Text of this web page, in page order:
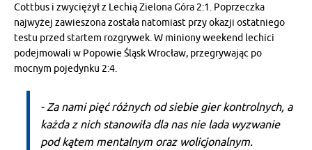
Cottbus i zwyciężył z Lechią Zielona Góra 2:1. Poprzeczka
najwyżej zawieszona została natomiast przy okazji ostatniego
testu przed startem rozgrywek. W miniony weekend lechici
podejmowali w Popowie Śląsk Wrocław, przegrywając po
mocnym pojedynku 2:4.
- Za nami pięć różnych od siebie gier kontrolnych, a
każda z nich stanowiła dla nas nie lada wyzwanie
pod kątem mentalnym oraz wolicjonalnym.